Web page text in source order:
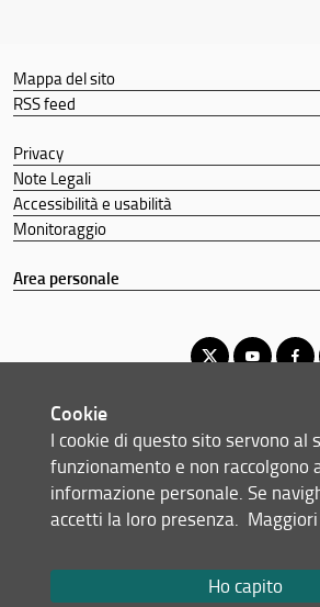
Mappa del sito
RSS feed
Privacy
Note Legali
Accessibilità e usabilità
Monitoraggio
Area personale
© Copyright 2012-2026 Università
Largo
Email:
Cookie
I cookie di questo sito servono al
funzionamento e non raccolgono
informazione personale. Se
accetti la loro presenza.
Ho capito